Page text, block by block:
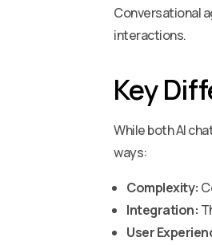
Conversational
interactions.
Key
While both AI
ways:
Complexity:
Integration:
User